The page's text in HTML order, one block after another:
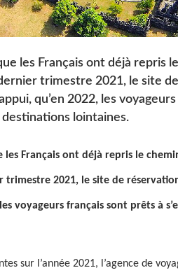
les Français ont déjà repris
trimestre 2021, le site
qu’en 2022, les
destinations lointaines.
Français ont déjà repris le
trimestre 2021, le site de
voyageurs français sont prêts à
sur l’année 2021, l’agence de